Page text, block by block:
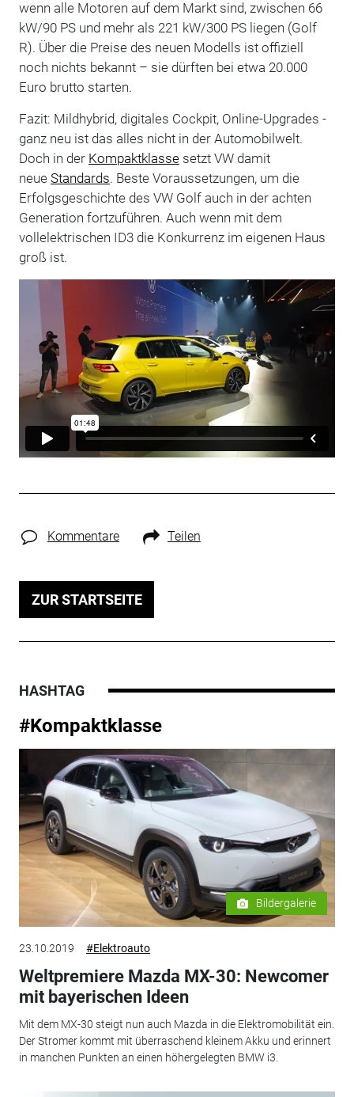
wenn alle Motoren auf dem Markt sind, zwischen 66
kW/90 PS und mehr als 221 kW/300 PS liegen (Golf
R). Über die Preise des neuen Modells ist offiziell
noch nichts bekannt – sie dürften bei etwa 20.000
Euro brutto starten.
Fazit: Mildhybrid, digitales Cockpit, Online-Upgrades -
ganz neu ist das alles nicht in der Automobilwelt.
Doch in der Kompaktklasse setzt VW damit
neue Standards. Beste Voraussetzungen, um die
Erfolgsgeschichte des VW Golf auch in der achten
Generation fortzuführen. Auch wenn mit dem
vollelektrischen ID3 die Konkurrenz im eigenen Haus
groß ist.
Kommentare Teilen
ZUR STARTSEITE
HASHTAG
#Kompaktklasse
Bildergalerie
23.10.2019 #Elektroauto
Weltpremiere Mazda MX-30: Newcomer
mit bayerischen Ideen
Mit dem MX-30 steigt nun auch Mazda in die Elektromobilität ein.
Der Stromer kommt mit überraschend kleinem Akku und erinnert
in manchen Punkten an einen höhergelegten BMW i3.